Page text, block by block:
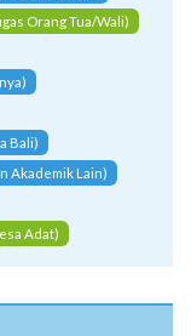
Orang Tua/Wali)
Bali)
Akademik Lain)
Adat)